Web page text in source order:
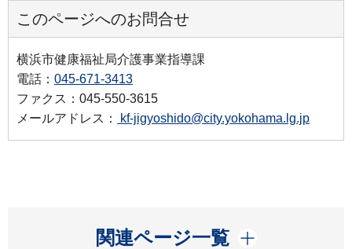
このページへのお問合せ
横浜市健康福祉局介護事業指導課
電話： 045-671-3413
ファクス：045-550-3615
メールアドレス：
kf-jigyoshido@city.yokohama.lg.jp
関連ページ一覧
開く